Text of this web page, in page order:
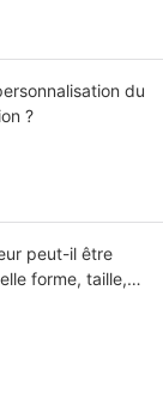
du
?
peut-il être
forme, taille,